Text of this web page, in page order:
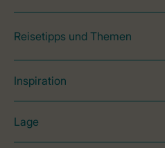
Reisetipps und Themen
Inspiration
Lage